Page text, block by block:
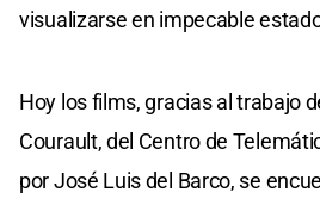
visualizarse en impecable
Hoy los films, gracias al trabajo
Courault, del Centro de
por José Luis del Barco, se